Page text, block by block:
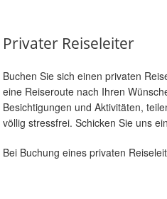
Privater Reiseleiter
Buchen Sie sich einen privaten
eine Reiseroute nach Ihren
Besichtigungen und Aktivitäten,
völlig stressfrei. Schicken Sie uns
Bei Buchung eines privaten